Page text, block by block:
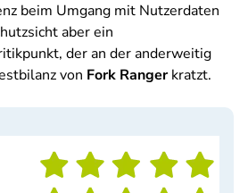
beim Umgang mit Nutzerdaten
aber ein
der an der anderweitig
von Fork Rangerkratzt.